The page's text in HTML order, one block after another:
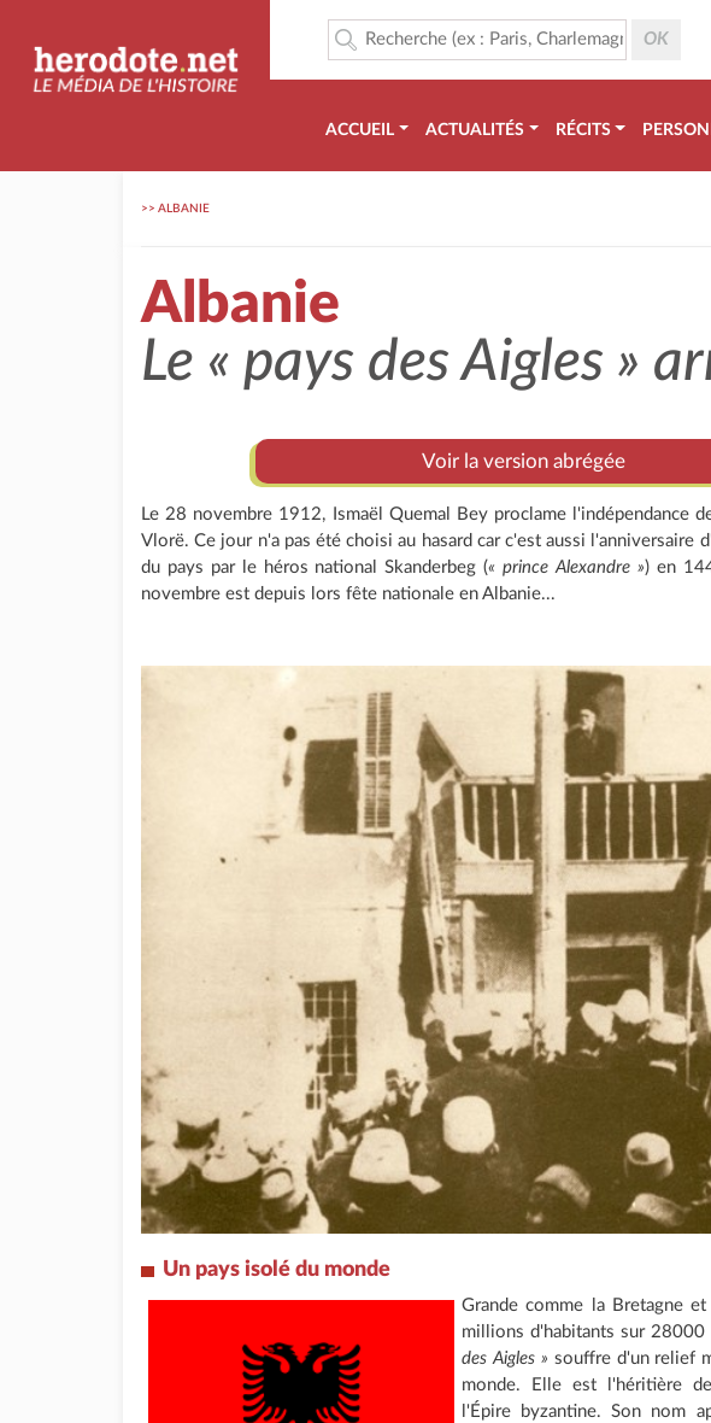
ACCUEIL ACTUALITÉS RÉCITS
>> ALBANIE
Albanie
Le « pays des Aigles »
Voir la version abrégée
Le 28 novembre 1912, Ismaël Quemal Bey proclame l'indépendance
Vlorë. Ce jour n'a pas été choisi au hasard car c'est aussi l'anniversaire
du pays par le héros national Skanderbeg (« prince Alexandre ») en
novembre est depuis lors fête nationale en Albanie...
Un pays isolé du monde
Grande comme la Bretagne
millions d'habitants sur
des Aigles » souffre d'un relief
monde. Elle est l'héritière
l'Épire byzantine. Son nom